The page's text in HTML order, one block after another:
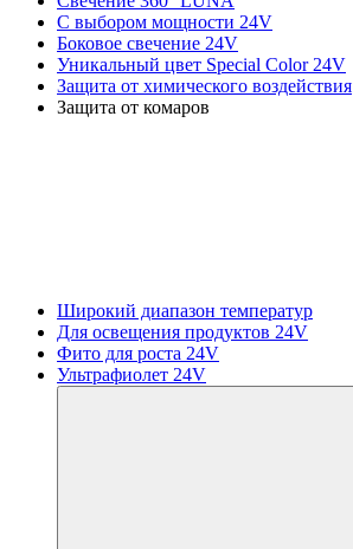
С выбором мощности 24V
Боковое свечение 24V
Уникальный цвет Special Color 24V
Защита от химического воздействия
Защита от комаров
Широкий диапазон температур
Для освещения продуктов 24V
Фито для роста 24V
Ультрафиолет 24V